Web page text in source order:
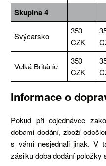
Skupina 4
Švýcarsko
350
CZK
Velká Británie
350
CZK
Informace o
Pokud při objednávce
dobami dodání, zboží
s vámi nesjednali jinak. V
zásilku doba dodání položky